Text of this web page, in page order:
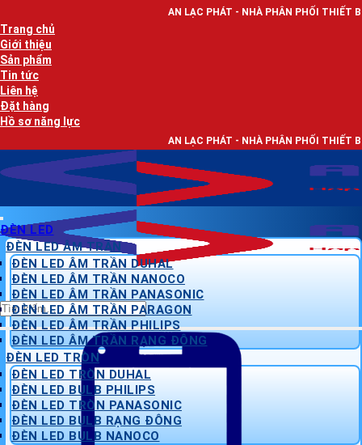
qua
nội
dung
AN LẠC PHÁT - NHÀ PHÂN PHỐI THIẾT BỊ ĐIỆN, DÂY ĐIỆN
Trang chủ
Giới thiệu
Sản phẩm
Tin tức
Liên hệ
Đặt hàng
Hồ sơ năng lực
AN LẠC PHÁT - NHÀ PHÂN PHỐI THIẾT BỊ ĐIỆN, DÂY ĐIỆN
Tìm
kiếm:
ĐÈN LED
ĐÈN LED ÂM TRẦN
ĐÈN LED ÂM TRẦN DUHAL
ĐÈN LED ÂM TRẦN NANOCO
ĐÈN LED ÂM TRẦN PANASONIC
ĐÈN LED ÂM TRẦN PARAGON
ĐÈN LED ÂM TRẦN PHILIPS
ĐÈN LED ÂM TRẦN RẠNG ĐÔNG
ĐÈN LED TRÒN
ĐÈN LED TRÒN DUHAL
ĐÈN LED BULB PHILIPS
ĐÈN LED TRÒN PANASONIC
ĐÈN LED BULB RẠNG ĐÔNG
ĐÈN LED BULB NANOCO